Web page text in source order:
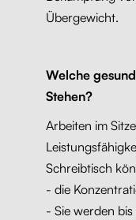
Übergewicht.
Welche
Stehen?
Arbeiten im
Schreibtisch
- die
- Sie werden